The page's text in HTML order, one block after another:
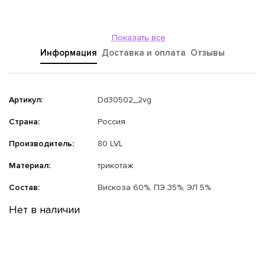
Показать все
Информация Доставка и оплата Отзывы
Артикул: Dd30502_2vg
Страна: Россия
Производитель: 80 LVL
Материал: трикотаж
Состав: Вискоза 60%, ПЭ 35%, ЭЛ 5%
Нет в наличии